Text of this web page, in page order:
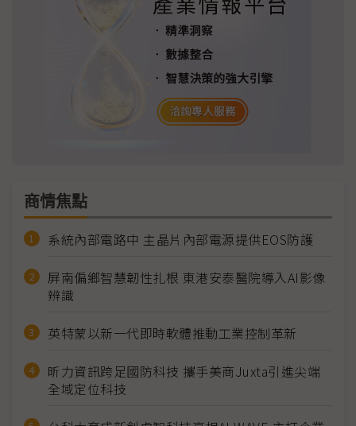
商情焦點
系統內部電路中 主晶片內部電源提供EOS防護
屏南偏鄉智慧韌性扎根 東港安泰醫院導入AI影像
辨識
英特蒙以新一代即時軟體推動工業控制革新
昕力資訊跨足國防科技 攜手美商Juxta引進尖端
全域定位科技